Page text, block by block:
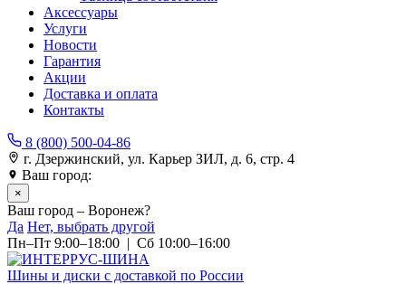
Аксессуары
Услуги
Новости
Гарантия
Акции
Доставка и оплата
Контакты
8 (800) 500-04-86
г. Дзержинский, ул. Карьер ЗИЛ, д. 6, стр. 4
Ваш город:
×
Ваш город – Воронеж?
Да Нет, выбрать другой
Пн–Пт 9:00–18:00 | Сб 10:00–16:00
Шины и диски с доставкой по России